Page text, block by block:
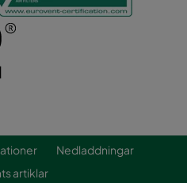
Nedladdningar
artiklar